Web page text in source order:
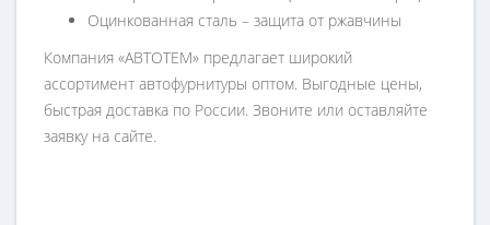
Оцинкованная сталь – защита от ржавчины
Компания «АВТОТЕМ» предлагает широкий
ассортимент автофурнитуры оптом. Выгодные цены,
быстрая доставка по России. Звоните или оставляйте
заявку на сайте.